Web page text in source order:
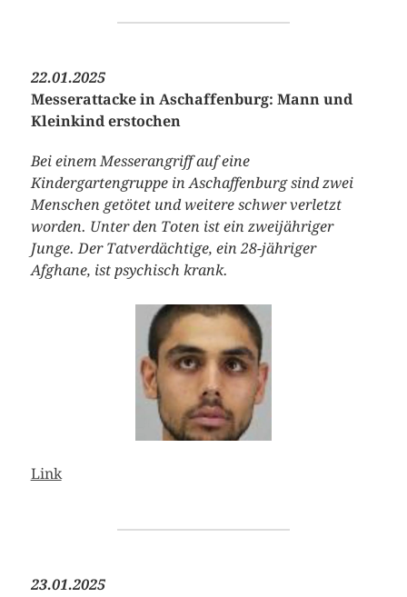
22.01.2025
Messerattacke in Aschaffenburg: Mann und
Kleinkind erstochen
Bei einem Messerangriff auf eine
Kindergartengruppe in Aschaffenburg sind zwei
Menschen getötet und weitere schwer verletzt
worden. Unter den Toten ist ein zweijähriger
Junge. Der Tatverdächtige, ein 28-jähriger
Afghane, ist psychisch krank.
Link
23.01.2025